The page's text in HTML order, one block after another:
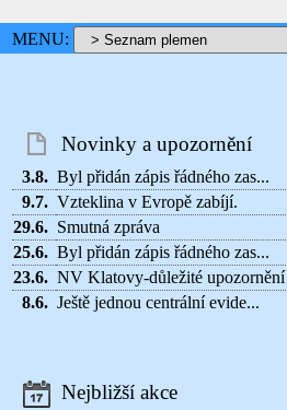
MENU:
Novinky a upozornění
3.8. Byl přidán zápis řádného zas...
9.7. Vzteklina v Evropě zabíjí.
29.6. Smutná zpráva
25.6. Byl přidán zápis řádného zas...
23.6. NV Klatovy-důležité upozornění
8.6. Ještě jednou centrální evide...
Nejbližší akce